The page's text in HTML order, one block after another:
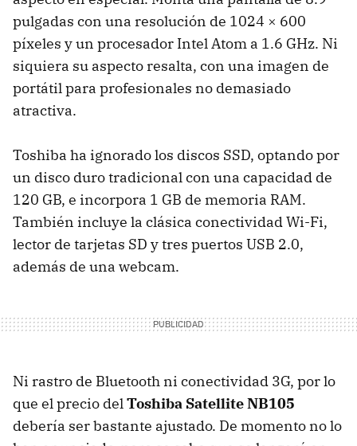
pulgadas con una resolución de 1024 × 600
píxeles y un procesador Intel Atom a 1.6 GHz. Ni
siquiera su aspecto resalta, con una imagen de
portátil para profesionales no demasiado
atractiva.
Toshiba ha ignorado los discos SSD, optando por
un disco duro tradicional con una capacidad de
120 GB, e incorpora 1 GB de memoria RAM.
También incluye la clásica conectividad Wi-Fi,
lector de tarjetas SD y tres puertos USB 2.0,
además de una webcam.
Ni rastro de Bluetooth ni conectividad 3G, por lo
que el precio delToshiba Satellite NB105
debería ser bastante ajustado. De momento no lo